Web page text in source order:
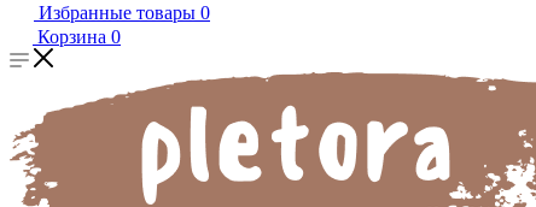
Избранные товары 0
Корзина 0